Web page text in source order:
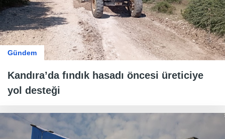
Gündem
Kandıra’da fındık hasadı öncesi üreticiye
yol desteği